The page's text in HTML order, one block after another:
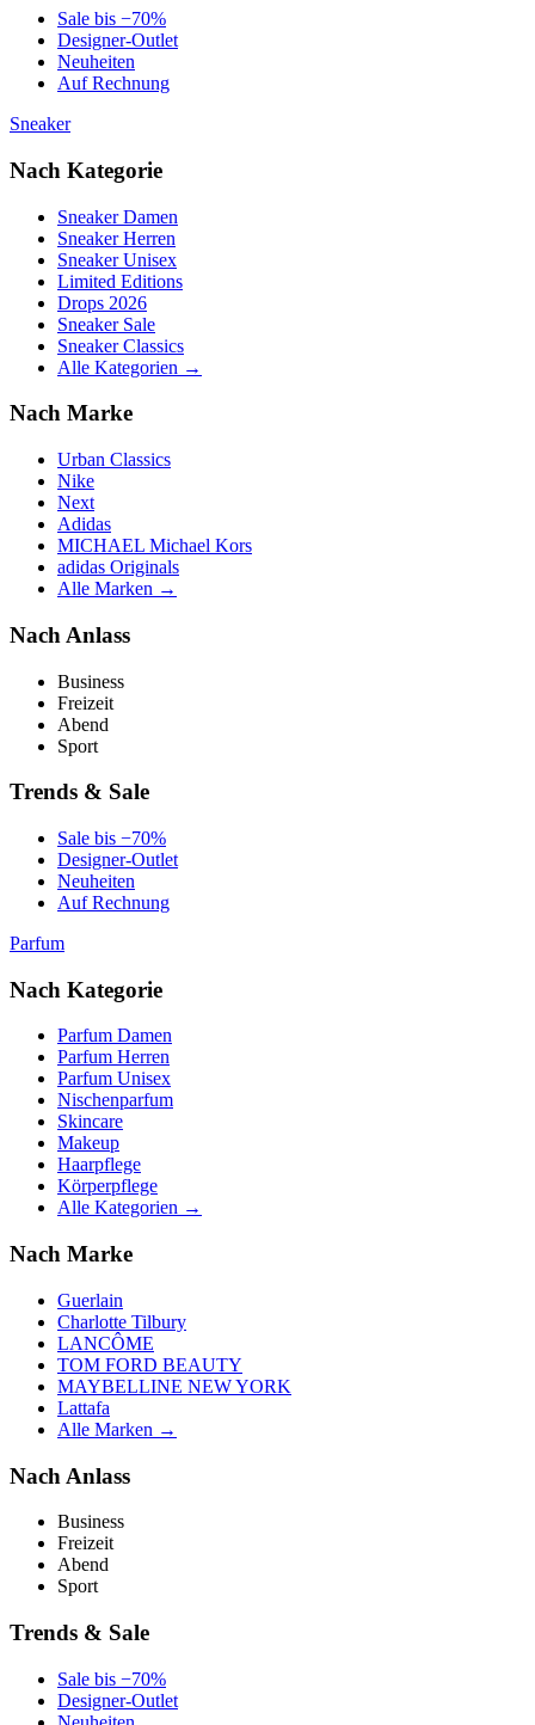
Sale bis −70%
Designer-Outlet
Neuheiten
Auf Rechnung
Sneaker
Nach Kategorie
Sneaker Damen
Sneaker Herren
Sneaker Unisex
Limited Editions
Drops 2026
Sneaker Sale
Sneaker Classics
Alle Kategorien →
Nach Marke
Urban Classics
Nike
Next
Adidas
MICHAEL Michael Kors
adidas Originals
Alle Marken →
Nach Anlass
Business
Freizeit
Abend
Sport
Trends & Sale
Sale bis −70%
Designer-Outlet
Neuheiten
Auf Rechnung
Parfum
Nach Kategorie
Parfum Damen
Parfum Herren
Parfum Unisex
Nischenparfum
Skincare
Makeup
Haarpflege
Körperpflege
Alle Kategorien →
Nach Marke
Guerlain
Charlotte Tilbury
LANCÔME
TOM FORD BEAUTY
MAYBELLINE NEW YORK
Lattafa
Alle Marken →
Nach Anlass
Business
Freizeit
Abend
Sport
Trends & Sale
Sale bis −70%
Designer-Outlet